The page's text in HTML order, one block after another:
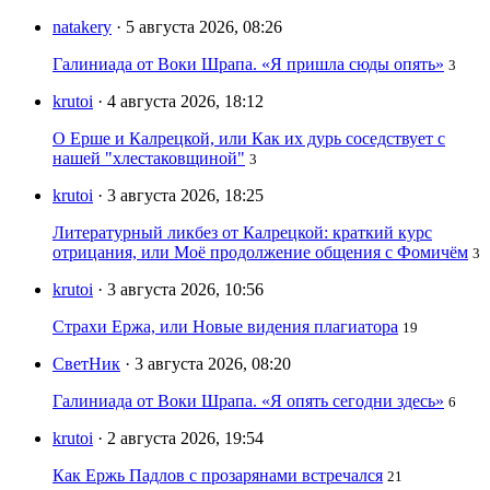
natakery · 5 августа 2026, 08:26
Галиниада от Воки Шрапа. «Я пришла сюды опять» 3
krutoi · 4 августа 2026, 18:12
О Ерше и Калрецкой, или Как их дурь соседствует с
нашей "хлестаковщиной" 3
krutoi · 3 августа 2026, 18:25
Литературный ликбез от Калрецкой: краткий курс
отрицания, или Моё продолжение общения с Фомичём 3
krutoi · 3 августа 2026, 10:56
Страхи Ержа, или Новые видения плагиатора 19
СветНик · 3 августа 2026, 08:20
Галиниада от Воки Шрапа. «Я опять сегодни здесь» 6
krutoi · 2 августа 2026, 19:54
Как Ержь Падлов с прозарянами встречался 21